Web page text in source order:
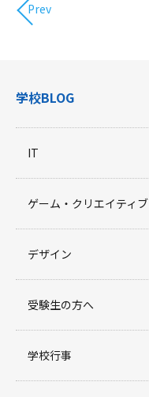
Prev
学校BLOG
IT
ゲーム・クリエイティブ
デザイン
受験生の方へ
学校行事